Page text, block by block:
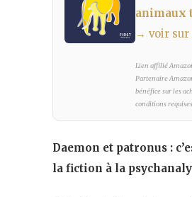
animaux
→ voir sur
Lien affilié
Partenaire
bénéfice sur les
conditions
Daemon et patronus :
la fiction à la